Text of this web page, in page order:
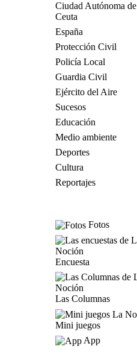
Ciudad Autónoma de
Ceuta
España
Protección Civil
Policía Local
Guardia Civil
Ejército del Aire
Sucesos
Educación
Medio ambiente
Deportes
Cultura
Reportajes
Fotos
Encuesta
Las Columnas
Mini juegos
App